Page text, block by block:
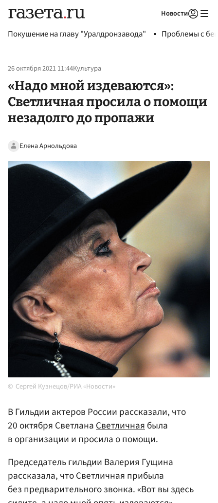
Новости
Покушение на главу "Уралдронзавода" Проблемы с
26 октября 2021 11:44Культура
«Надо мной издеваются»:
Светличная просила о помощи
незадолго до пропажи
Елена Арнольдова
Сергей Кузнецов/РИА «Новости»
В Гильдии актеров России рассказали, что
20 октября СветланаСветличнаябыла
в организации и просила о помощи.
Председатель гильдии Валерия Гущина
рассказала, что Светличная прибыла
без предварительного звонка. «Вот вы здесь